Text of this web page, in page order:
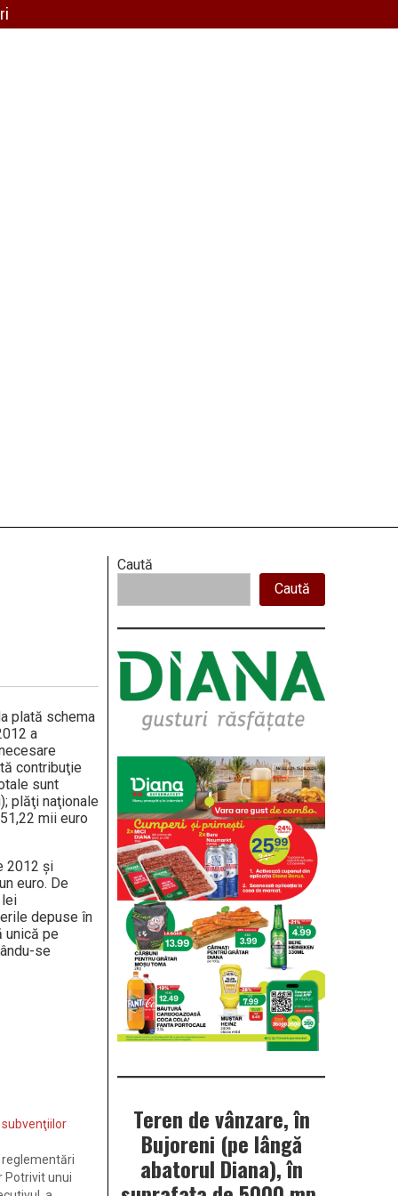
plată schema
a
contribuţie
sunt
plăţi naţionale
mii euro
2012 şi
euro. De
lei
depuse în
unică pe
se
reglementări
Potrivit unui
Right
Asides
Caută
Caută
Teren de vânzare, în
Bujoreni (pe lângă
abatorul Diana), în